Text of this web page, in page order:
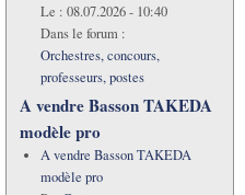
Le : 08.07.2026 - 10:40
Dans le forum :
Orchestres, concours,
professeurs, postes
A vendre Basson TAKEDA
modèle pro
A vendre Basson TAKEDA
modèle pro